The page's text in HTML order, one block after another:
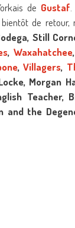
de Gustaf
bientôt de
Still
, Waxahatchee
,Villagers,
Morgan
Teacher,
and the